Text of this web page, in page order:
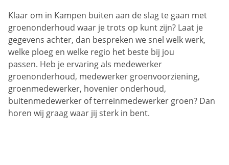
Klaar om in Kampen buiten aan de slag te gaan met
groenonderhoud waar je trots op kunt zijn? Laat je
gegevens achter, dan bespreken we snel welk werk,
welke ploeg en welke regio het beste bij jou
passen. Heb je ervaring als medewerker
groenonderhoud, medewerker groenvoorziening,
groenmedewerker, hovenier onderhoud,
buitenmedewerker of terreinmedewerker groen? Dan
horen wij graag waar jij sterk in bent.